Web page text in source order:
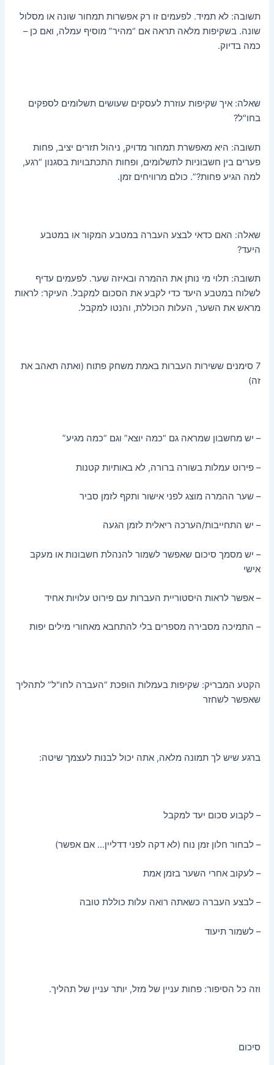
תשובה: לא תמיד. לפעמים זו רק אפשרות תמחור שונה או מסלול
שונה. בשקיפות מלאה תראה אם “מהיר” מוסיף עמלה, ואם כן –
כמה בדיוק.
שאלה: איך שקיפות עוזרת לעסקים שעושים תשלומים לספקים
בחו"ל?
תשובה: היא מאפשרת תמחור מדויק, ניהול תזרים יציב, פחות
פערים בין חשבוניות לתשלומים, ופחות התכתבויות בסגנון “רגע,
למה הגיע פחות?”. כולם מרוויחים זמן.
שאלה: האם כדאי לבצע העברה במטבע המקור או במטבע
היעד?
תשובה: תלוי מי נותן את ההמרה ובאיזה שער. לפעמים עדיף
לשלוח במטבע היעד כדי לקבע את הסכום למקבל. העיקר: לראות
מראש את השער, העלות הכוללת, והנטו למקבל.
7 סימנים ששירות העברות באמת משחק פתוח (ואתה תאהב את
זה)
– יש מחשבון שמראה גם “כמה יוצא” וגם “כמה מגיע”
– פירוט עמלות בשורה ברורה, לא באותיות קטנות
– שער ההמרה מוצג לפני אישור ותקף לזמן סביר
– יש התחייבות/הערכה ריאלית לזמן הגעה
– יש מסמך סיכום שאפשר לשמור להנהלת חשבונות או מעקב
אישי
– אפשר לראות היסטוריית העברות עם פירוט עלויות אחיד
– התמיכה מסבירה מספרים בלי להתחבא מאחורי מילים יפות
הקטע המבריק: שקיפות בעמלות הופכת “העברה לחו"ל” לתהליך
שאפשר לשחזר
ברגע שיש לך תמונה מלאה, אתה יכול לבנות לעצמך שיטה:
– לקבוע סכום יעד למקבל
– לבחור חלון זמן נוח (לא דקה לפני דדליין… אם אפשר)
– לעקוב אחרי השער בזמן אמת
– לבצע העברה כשאתה רואה עלות כוללת טובה
– לשמור תיעוד
וזה כל הסיפור: פחות עניין של מזל, יותר עניין של תהליך.
סיכום